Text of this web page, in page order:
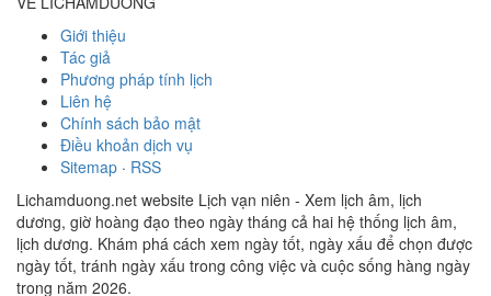
Giới thiệu
Tác giả
Phương pháp tính lịch
Liên hệ
Chính sách bảo mật
Điều khoản dịch vụ
Sitemap · RSS
Lichamduong.net website Lịch vạn niên - Xem lịch âm, lịch
dương, giờ hoàng đạo theo ngày tháng cả hai hệ thống lịch âm,
lịch dương. Khám phá cách xem ngày tốt, ngày xấu để chọn được
ngày tốt, tránh ngày xấu trong công việc và cuộc sống hàng ngày
trong năm 2026.